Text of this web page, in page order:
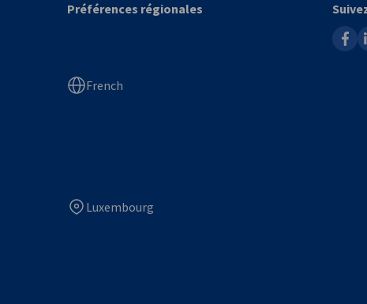
Préférences régionales
French
Luxembourg